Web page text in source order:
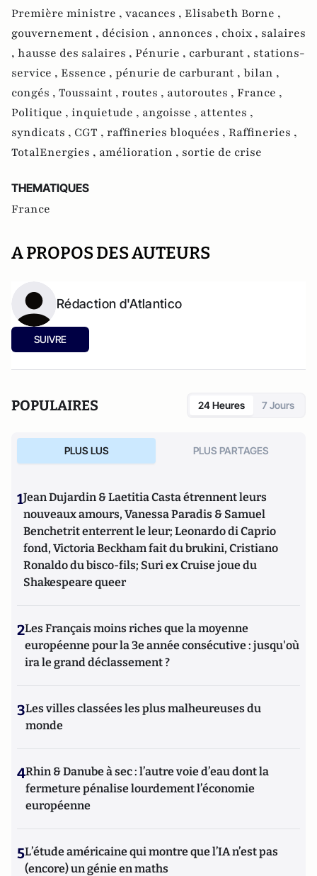
Première ministre , vacances , Elisabeth Borne ,
gouvernement , décision , annonces , choix , salaires
, hausse des salaires , Pénurie , carburant , stations-
service , Essence , pénurie de carburant , bilan ,
congés , Toussaint , routes , autoroutes , France ,
Politique , inquietude , angoisse , attentes ,
syndicats , CGT , raffineries bloquées , Raffineries ,
TotalEnergies , amélioration , sortie de crise
THEMATIQUES
France
A PROPOS DES AUTEURS
Rédaction d'Atlantico
SUIVRE
POPULAIRES 24 Heures 7 Jours
PLUS LUS PLUS PARTAGES
1Jean Dujardin & Laetitia Casta étrennent leurs
nouveaux amours, Vanessa Paradis & Samuel
Benchetrit enterrent le leur; Leonardo di Caprio
fond, Victoria Beckham fait du brukini, Cristiano
Ronaldo du bisco-fils; Suri ex Cruise joue du
Shakespeare queer
2Les Français moins riches que la moyenne
européenne pour la 3e année consécutive : jusqu'où
ira le grand déclassement ?
3Les villes classées les plus malheureuses du
monde
4Rhin & Danube à sec : l’autre voie d’eau dont la
fermeture pénalise lourdement l’économie
européenne
5L’étude américaine qui montre que l’IA n’est pas
(encore) un génie en maths